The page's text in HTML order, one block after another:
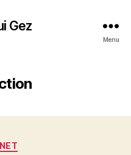
Gez
Menu